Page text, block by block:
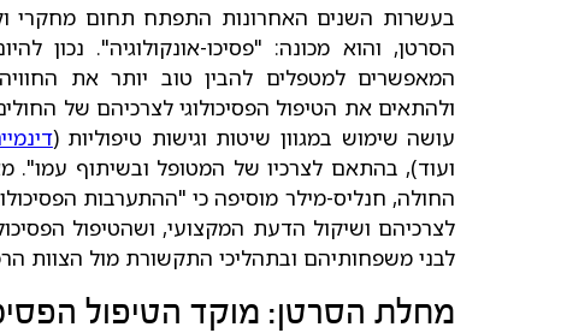
בעשרות השנים האחרונות התפתח תחום מחקרי
הסרטן, והוא מכונה: "פסיכו-אונקולוגיה". נכון
המאפשרים למטפלים להבין טוב יותר את
ולהתאים את הטיפול הפסיכולוגי לצרכיהם של
עושה שימוש במגוון שיטות וגישות טיפוליות (
ועוד), בהתאם לצרכיו של המטופל ובשיתוף
החולה, חנליס-מילר מוסיפה כי "ההתערבות
לצרכיהם ושיקול הדעת המקצועי, ושהטיפול
לבני משפחותיהם ובתהליכי התקשורת מול הצוות
מחלת הסרטן: מוקד הטיפול